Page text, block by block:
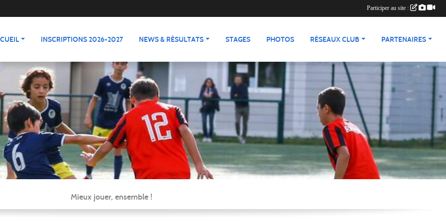
INSCRIPTIONS 2026-2027 NEWS & RÉSULTATS STAGES PHOTOS RÉSEAUX CLUB PARTENAIRES
Mieux jouer, ensemble !
Participer au site :